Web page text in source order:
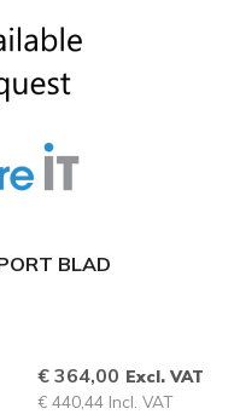
BLAD
€ 364,00 Excl. VAT
€ 440,44 Incl. VAT